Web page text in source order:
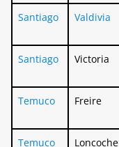
Santiago Valdivia
Santiago Victoria
Temuco Freire
Temuco Loncoche